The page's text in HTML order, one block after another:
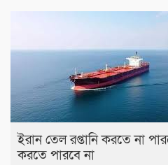
ইরান তেল রপ্তানি করতে না
করতে পারবে না